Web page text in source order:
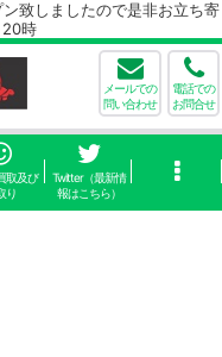
ましたので是非お立ち寄
時
メールでの
問い合わせ
電話での
お問合せ
取及び
り
Twitter（最新情
報はこちら）